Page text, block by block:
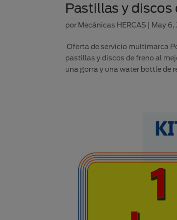
Pastillas y discos
por Mecánicas HERCAS May 6,
Oferta de servicio multimarca
pastillas y discos de freno al
una gorra y una water bottle de